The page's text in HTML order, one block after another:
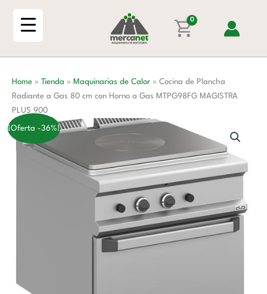
0
Home » Tienda » Maquinarias de Calor » Cocina de Plancha
Radiante a Gas 80 cm con Horno a Gas MTPG98FG MAGISTRA
PLUS 900
¡Oferta -36%!
Gas
80
con
Horno
a
Gas
MTPG98FG
MAGISTRA